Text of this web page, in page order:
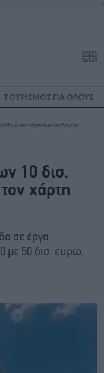
ΤΟΥΡΙΣΜΟΣ ΓΙΑ ΟΛΟΥΣ
τον χάρτη των υποδομών
10 δισ.
χάρτη
σε έργα
με 50 δισ. ευρώ,